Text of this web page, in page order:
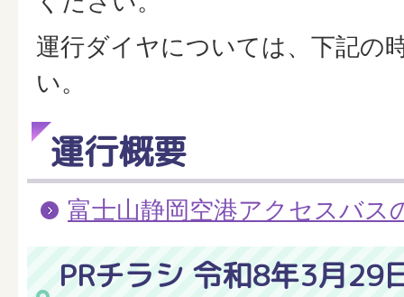
運行ダイヤについては、下記の
い。
運行概要
富士山静岡空港アクセスバス
PRチラシ 令和8年3月29